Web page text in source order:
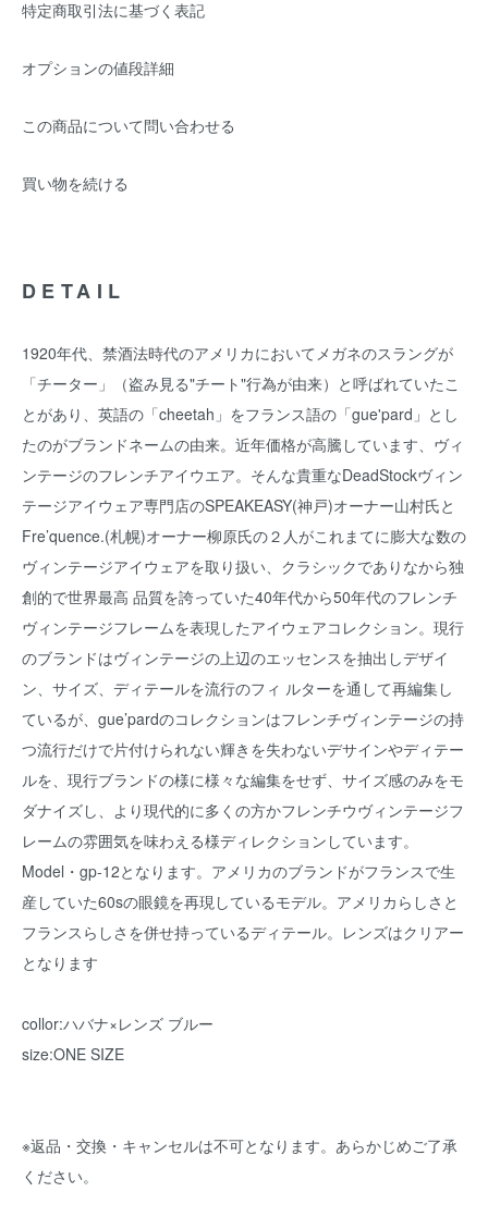
特定商取引法に基づく表記
オプションの値段詳細
この商品について問い合わせる
買い物を続ける
DETAIL
1920年代、禁酒法時代のアメリカにおいてメガネのスラングが
「チーター」（盗み見る"チート"行為が由来）と呼ばれていたこ
とがあり、英語の「cheetah」をフランス語の「gue'pard」とし
たのがブランドネームの由来。近年価格が高騰しています、ヴィ
ンテージのフレンチアイウエア。そんな貴重なDeadStockヴィン
テージアイウェア専門店のSPEAKEASY(神戸)オーナー山村氏と
Fre’quence.(札幌)オーナー柳原氏の２人がこれまてに膨大な数の
ヴィンテージアイウェアを取り扱い、クラシックでありなから独
創的で世界最高 品質を誇っていた40年代から50年代のフレンチ
ヴィンテージフレームを表現したアイウェアコレクション。現行
のブランドはヴィンテージの上辺のエッセンスを抽出しデザイ
ン、サイズ、ディテールを流行のフィ ルターを通して再編集し
ているが、gue’pardのコレクションはフレンチヴィンテージの持
つ流行だけで片付けられない輝きを失わないデサインやディテー
ルを、現行ブランドの様に様々な編集をせず、サイズ感のみをモ
ダナイズし、より現代的に多くの方かフレンチウヴィンテージフ
レームの雰囲気を味わえる様ディレクションしています。
Model・gp-12となります。アメリカのブランドがフランスで生
産していた60sの眼鏡を再現しているモデル。アメリカらしさと
フランスらしさを併せ持っているディテール。レンズはクリアー
となります
collor:ハバナ×レンズ ブルー
size:ONE SIZE
※返品・交換・キャンセルは不可となります。あらかじめご了承
ください。